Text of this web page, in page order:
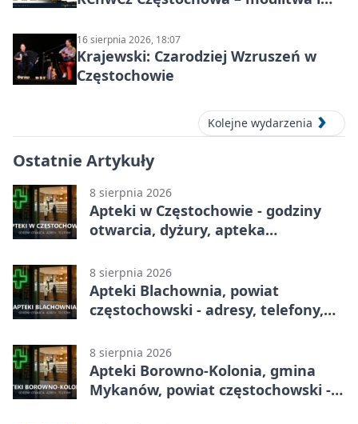
16 sierpnia 2026, 18:07
Krajewski: Czarodziej Wzruszeń w
Częstochowie
Kolejne wydarzenia
Ostatnie Artykuły
8 sierpnia 2026
Apteki w Częstochowie - godziny
otwarcia, dyżury, apteka
8 sierpnia 2026
Apteki Blachownia, powiat
częstochowski - adresy, telefony,
8 sierpnia 2026
Apteki Borowno-Kolonia, gmina
Mykanów, powiat częstochowski -